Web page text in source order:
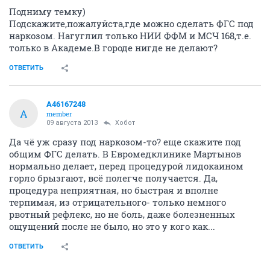
Подниму темку)
Подскажите,пожалуйста,где можно сделать ФГС под
наркозом. Нагуглил только НИИ ФФМ и МСЧ 168,т.е.
только в Академе.В городе нигде не делают?
ОТВЕТИТЬ
A
A46167248
member
09 августа 2013 Хобот
Да чё уж сразу под наркозом-то? еще скажите под
общим ФГС делать. В Евромедклинике Мартынов
нормально делает, перед процедурой лидокаином
горло брызгают, всё полегче получается. Да,
процедура неприятная, но быстрая и вполне
терпимая, из отрицательного- только немного
рвотный рефлекс, но не боль, даже болезненных
ощущений после не было, но это у кого как...
ОТВЕТИТЬ